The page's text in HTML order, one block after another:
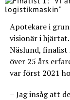
Apotekare i
visionär i
Näslund,
över 25 års
var först 2021
– Jag insåg att